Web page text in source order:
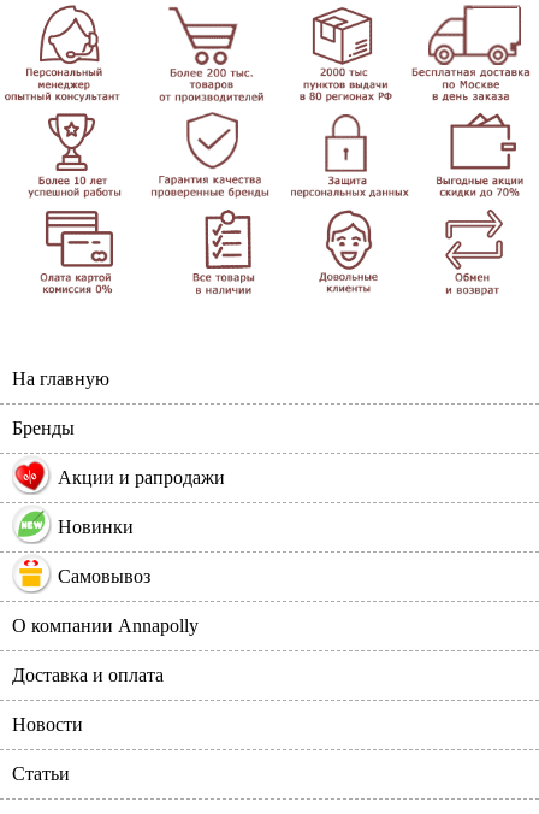
На главную
Бренды
% Акции и рапродажи
Новинки
Самовывоз
О компании Annapolly
Доставка и оплата
Новости
Статьи